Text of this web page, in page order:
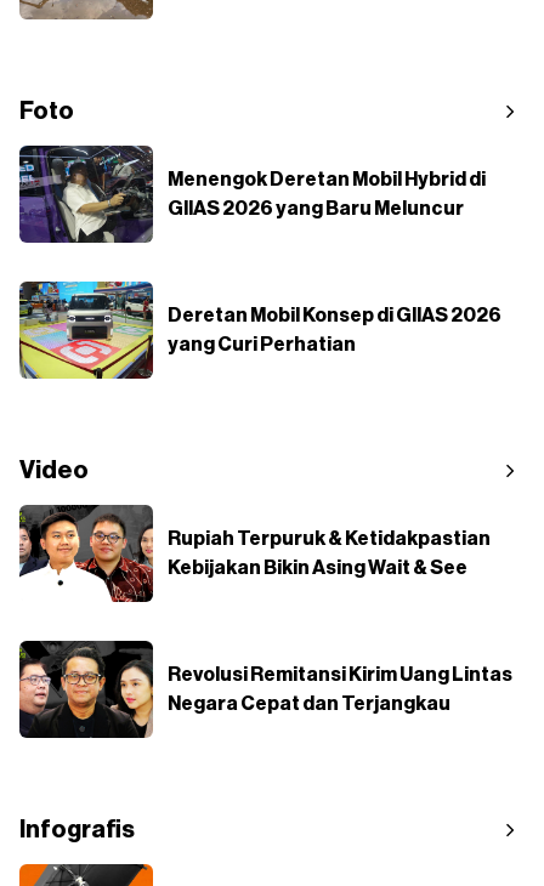
Foto
Menengok Deretan Mobil Hybrid di
GIIAS 2026 yang Baru Meluncur
Deretan Mobil Konsep di GIIAS 2026
yang Curi Perhatian
Video
Rupiah Terpuruk & Ketidakpastian
Kebijakan Bikin Asing Wait & See
Revolusi Remitansi Kirim Uang Lintas
Negara Cepat dan Terjangkau
Infografis